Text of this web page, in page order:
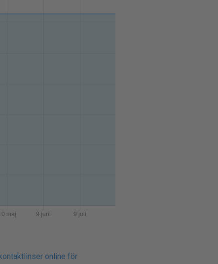
online för